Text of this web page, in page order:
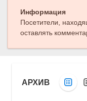
Информация
Посетители,
оставлять
АРХИВ